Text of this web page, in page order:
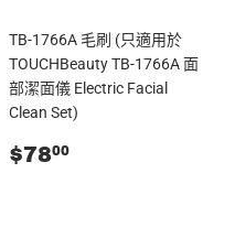
TB-1766A 毛刷 (只適用於
TOUCHBeauty TB-1766A 面
部潔面儀 Electric Facial
Clean Set)
零
$7800